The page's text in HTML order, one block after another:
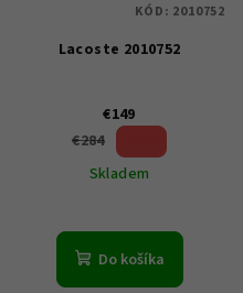
Lacoste 2010752
€149
€284
Skladem
Do košíka
KÓD: 2010752